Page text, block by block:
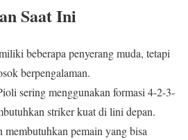
Saat Ini
beberapa penyerang muda, tetapi
berpengalaman.
sering menggunakan formasi 4-2-3-
striker kuat di lini depan.
membutuhkan pemain yang bisa